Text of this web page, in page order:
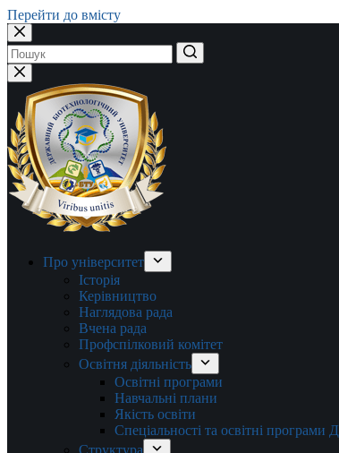
Перейти до вмісту
Немає
результатів
Про університет
Історія
Керівництво
Наглядова рада
Вчена рада
Профспілковий комітет
Освітня діяльність
Освітні програми
Навчальні плани
Якість освіти
Спеціальності та освітні програми
Структура